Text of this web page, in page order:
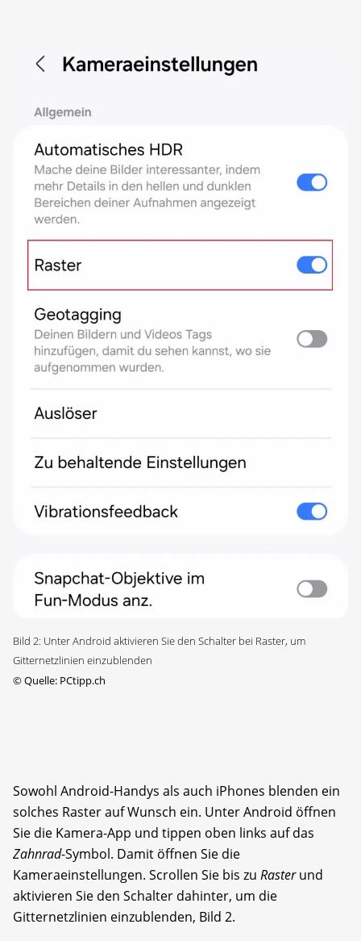
Bild 2: Unter Android aktivieren Sie den Schalter bei Raster, um
Gitternetzlinien einzublenden
©Quelle: PCtipp.ch
Sowohl Android-Handys als auch iPhones blenden ein
solches Raster auf Wunsch ein. Unter Android öffnen
Sie die Kamera-App und tippen oben links auf das
Zahnrad-Symbol. Damit öffnen Sie die
Kameraeinstellungen. Scrollen Sie bis zu Rasterund
aktivieren Sie den Schalter dahinter, um die
Gitternetzlinien einzublenden, Bild 2.